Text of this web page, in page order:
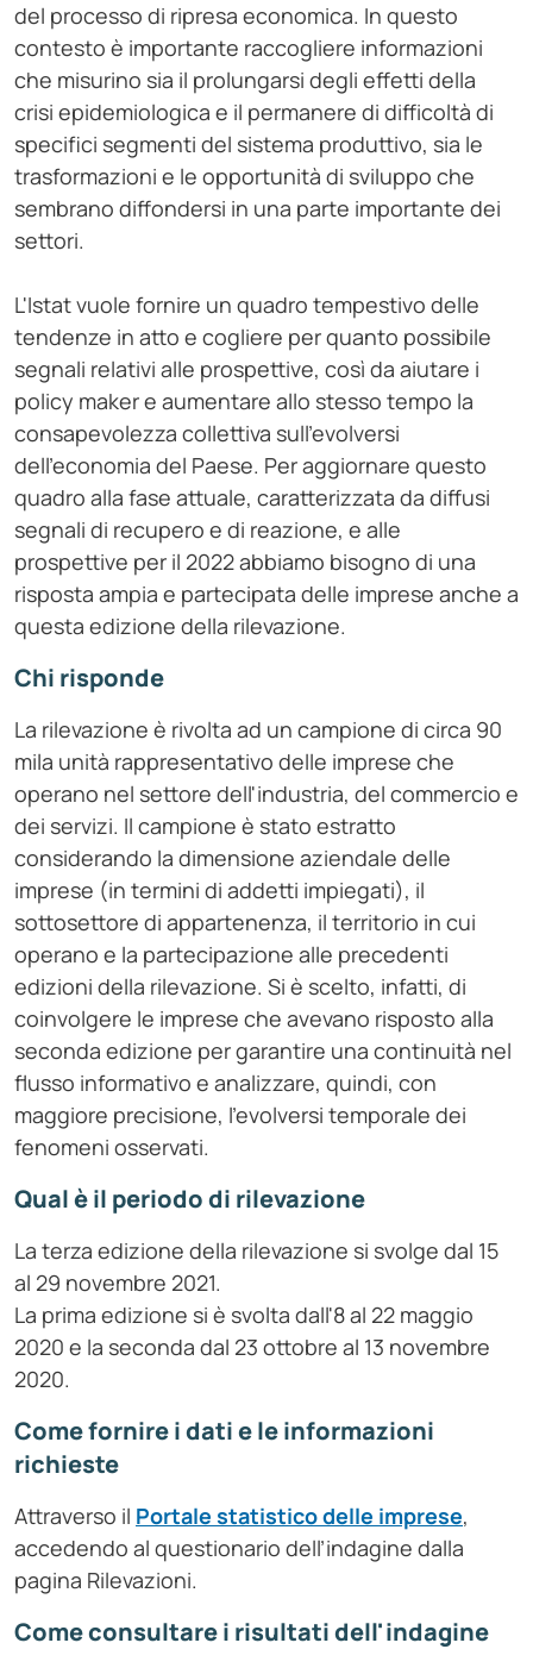
del processo di ripresa economica. In questo
contesto è importante raccogliere informazioni
che misurino sia il prolungarsi degli effetti della
crisi epidemiologica e il permanere di difficoltà di
specifici segmenti del sistema produttivo, sia le
trasformazioni e le opportunità di sviluppo che
sembrano diffondersi in una parte importante dei
settori.
L'Istat vuole fornire un quadro tempestivo delle
tendenze in atto e cogliere per quanto possibile
segnali relativi alle prospettive, così da aiutare i
policy maker e aumentare allo stesso tempo la
consapevolezza collettiva sull’evolversi
dell’economia del Paese. Per aggiornare questo
quadro alla fase attuale, caratterizzata da diffusi
segnali di recupero e di reazione, e alle
prospettive per il 2022 abbiamo bisogno di una
risposta ampia e partecipata delle imprese anche a
questa edizione della rilevazione.
Chi risponde
La rilevazione è rivolta ad un campione di circa 90
mila unità rappresentativo delle imprese che
operano nel settore dell'industria, del commercio e
dei servizi. Il campione è stato estratto
considerando la dimensione aziendale delle
imprese (in termini di addetti impiegati), il
sottosettore di appartenenza, il territorio in cui
operano e la partecipazione alle precedenti
edizioni della rilevazione. Si è scelto, infatti, di
coinvolgere le imprese che avevano risposto alla
seconda edizione per garantire una continuità nel
flusso informativo e analizzare, quindi, con
maggiore precisione, l'evolversi temporale dei
fenomeni osservati.
Qual è il periodo di rilevazione
La terza edizione della rilevazione si svolge dal 15
al 29 novembre 2021.
La prima edizione si è svolta dall'8 al 22 maggio
2020 e la seconda dal 23 ottobre al 13 novembre
2020.
Come fornire i dati e le informazioni
richieste
Attraverso il Portale statistico delle imprese,
accedendo al questionario dell’indagine dalla
pagina Rilevazioni.
Come consultare i risultati dell'indagine